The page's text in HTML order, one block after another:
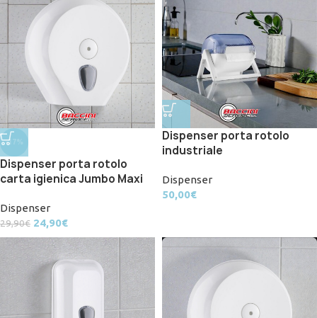
-17%
Dispenser porta rotolo
carta igienica Jumbo Maxi
Dispenser
29,90€ 24,90€
Dispenser porta rotolo
industriale
Dispenser
50,00€